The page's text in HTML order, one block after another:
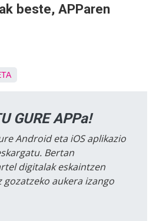
beste, APParen
GURE APPa!
Android eta iOS aplikazio
Bertan
digitalak eskaintzen
aukera izango